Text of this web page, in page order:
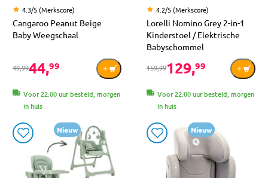
4.3/5 (Merkscore)
Cangaroo Peanut Beige
Baby Weegschaal
49,9944,99
Voor 22:00 uur besteld, morgen
in huis
4.2/5 (Merkscore)
Lorelli Nomino Grey 2-in-1
Kinderstoel / Elektrische
Babyschommel
159,99129,99
Voor 22:00 uur besteld, morgen
in huis
Nieuw Nieuw